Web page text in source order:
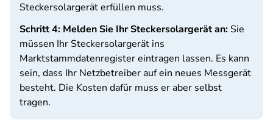
Steckersolargerät erfüllen muss.
Schritt 4: Melden Sie Ihr Steckersolargerät an: Sie
müssen Ihr Steckersolargerät ins
Marktstammdatenregister eintragen lassen. Es kann
sein, dass Ihr Netzbetreiber auf ein neues Messgerät
besteht. Die Kosten dafür muss er aber selbst
tragen.